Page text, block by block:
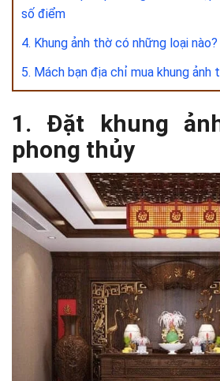
số điểm
4. Khung ảnh thờ có những loại nào?
5. Mách bạn địa chỉ mua khung ảnh
1. Đặt khung
phong thủy